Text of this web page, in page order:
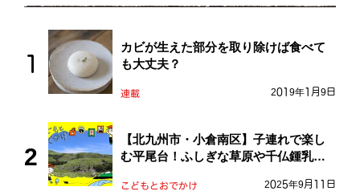
カビが生えた部分を取り除けば食べて
も大丈夫？
連載 2019年1月9日
【北九州市・小倉南区】子連れで楽し
む平尾台！ふしぎな草原や千仏鍾乳洞
こどもとおでかけ 2025年9月11日